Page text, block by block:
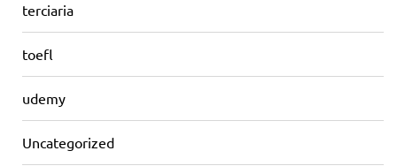
terciaria
toefl
udemy
Uncategorized